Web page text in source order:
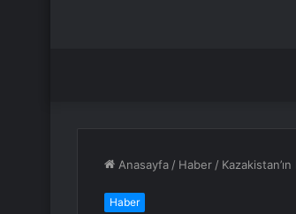
Anasayfa / Haber /
Haber